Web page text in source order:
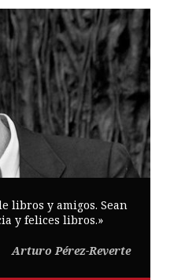
libros y amigos. Sean
y felices libros.»
Arturo Pérez-Reverte